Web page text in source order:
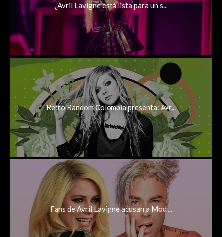
¿Avril Lavigne está lista para un s...
Retro Random Colombia presenta: Avr...
Fans de Avril Lavigne acusan a Mod ...